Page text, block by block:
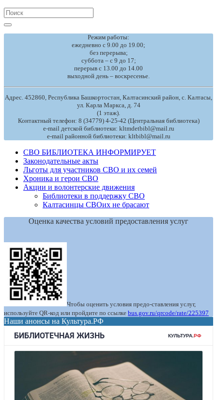
Search
for:
Режим работы:
ежедневно с 9.00 до 19.00;
без перерыва;
суббота – с 9 до 17;
перерыв с 13.00 до 14.00
выходной день – воскресенье.
Адрес. 452860, Республика Башкортостан, Калтасинский район, с. Калтасы,
ул. Карла Маркса, д. 74
(1 этаж).
Контактный телефон: 8 (34779) 4-25-42 (Центральная библиотека)
e-mail детской библиотеки: kltmdetbibl@mail.ru
e-mail районной библиотеки: kltbibl@mail.ru
СВО БИБЛИОТЕКА ИНФОРМИРУЕТ
Законодательные акты
Льготы для участников СВО и их семей
Хроника и герои СВО
Акции и волонтерские движения
Библиотеки в поддержку СВО
Калтасинцы СВОих не брасают
Оценка качества условий предоставления услуг
Чтобы оценить условия предо-ставления услуг,
используйте QR-код или пройдите по ссылке bus.gov.ru/qrcode/rate/225397
Наши анонсы на Культура.РФ